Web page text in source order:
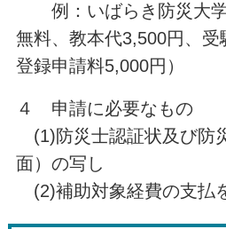
例：いばらき防災大学
無料、教本代3,500円、
登録申請料5,000円）
４ 申請に必要なもの
(1)防災士認証状及び防
面）の写し
(2)補助対象経費の支払